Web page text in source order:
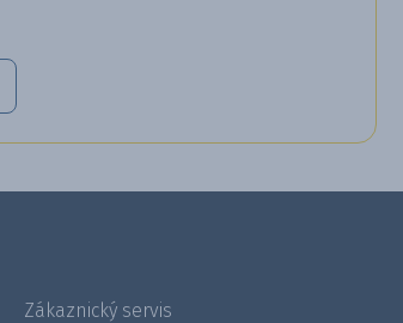
Zákaznický servis